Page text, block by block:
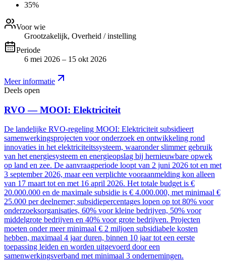
35%
Voor wie
Grootzakelijk, Overheid / instelling
Periode
6 mei 2026 – 15 okt 2026
Meer informatie
Deels open
RVO — MOOI: Elektriciteit
De landelijke RVO-regeling MOOI: Elektriciteit subsidieert
samenwerkingsprojecten voor onderzoek en ontwikkeling rond
innovaties in het elektriciteitssysteem, waaronder slimmer gebruik
van het energiesysteem en energieopslag bij hernieuwbare opwek
op land en zee. De aanvraagperiode loopt van 2 juni 2026 tot en met
3 september 2026, maar een verplichte vooraanmelding kon alleen
van 17 maart tot en met 16 april 2026. Het totale budget is €
20.000.000 en de maximale subsidie is € 4.000.000, met minimaal €
25.000 per deelnemer; subsidiepercentages lopen op tot 80% voor
onderzoeksorganisaties, 60% voor kleine bedrijven, 50% voor
middelgrote bedrijven en 40% voor grote bedrijven. Projecten
moeten onder meer minimaal € 2 miljoen subsidiabele kosten
hebben, maximaal 4 jaar duren, binnen 10 jaar tot een eerste
toepassing leiden en worden uitgevoerd door een
samenwerkingsverband met minimaal 3 ondernemingen.